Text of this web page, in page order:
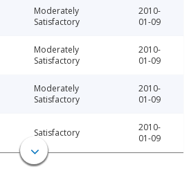
Moderately
Satisfactory
2010-
01-09
Moderately
Satisfactory
2010-
01-09
Moderately
Satisfactory
2010-
01-09
Satisfactory
2010-
01-09